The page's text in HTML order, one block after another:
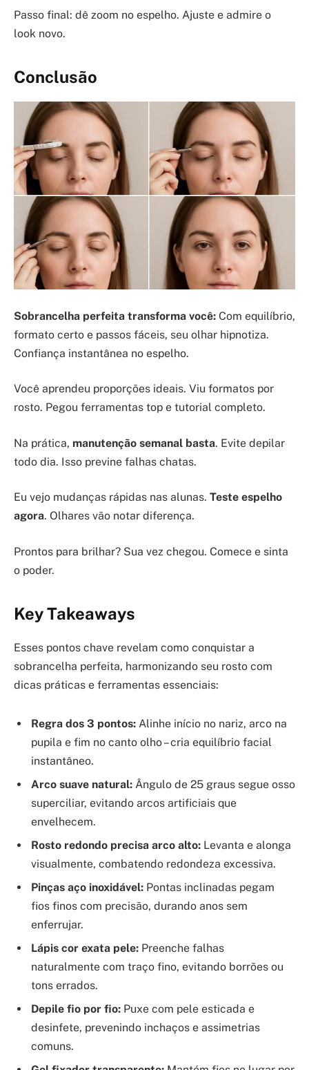
Passo final: dê zoom no espelho. Ajuste e admire o
look novo.
Conclusão
Sobrancelha perfeita transforma você: Com equilíbrio,
formato certo e passos fáceis, seu olhar hipnotiza.
Confiança instantânea no espelho.
Você aprendeu proporções ideais. Viu formatos por
rosto. Pegou ferramentas top e tutorial completo.
Na prática, manutenção semanal basta. Evite depilar
todo dia. Isso previne falhas chatas.
Eu vejo mudanças rápidas nas alunas. Teste espelho
agora. Olhares vão notar diferença.
Prontos para brilhar? Sua vez chegou. Comece e sinta
o poder.
Key Takeaways
Esses pontos chave revelam como conquistar a
sobrancelha perfeita, harmonizando seu rosto com
dicas práticas e ferramentas essenciais:
Regra dos 3 pontos: Alinhe início no nariz, arco na
pupila e fim no canto olho – cria equilíbrio facial
instantâneo.
Arco suave natural: Ângulo de 25 graus segue osso
superciliar, evitando arcos artificiais que
envelhecem.
Rosto redondo precisa arco alto: Levanta e alonga
visualmente, combatendo redondeza excessiva.
Pinças aço inoxidável: Pontas inclinadas pegam
fios finos com precisão, durando anos sem
enferrujar.
Lápis cor exata pele: Preenche falhas
naturalmente com traço fino, evitando borrões ou
tons errados.
Depile fio por fio: Puxe com pele esticada e
desinfete, prevenindo inchaços e assimetrias
comuns.